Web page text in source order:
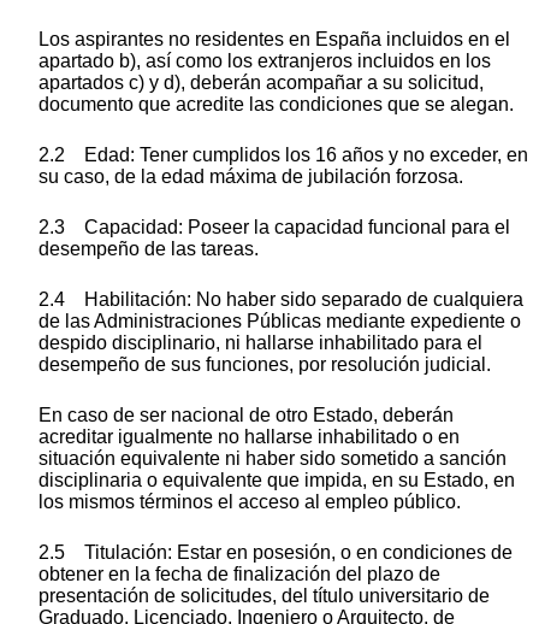
Los aspirantes no residentes en España incluidos en el
apartado b), así como los extranjeros incluidos en los
apartados c) y d), deberán acompañar a su solicitud,
documento que acredite las condiciones que se alegan.
2.2 Edad: Tener cumplidos los 16 años y no exceder, en
su caso, de la edad máxima de jubilación forzosa.
2.3 Capacidad: Poseer la capacidad funcional para el
desempeño de las tareas.
2.4 Habilitación: No haber sido separado de cualquiera
de las Administraciones Públicas mediante expediente o
despido disciplinario, ni hallarse inhabilitado para el
desempeño de sus funciones, por resolución judicial.
En caso de ser nacional de otro Estado, deberán
acreditar igualmente no hallarse inhabilitado o en
situación equivalente ni haber sido sometido a sanción
disciplinaria o equivalente que impida, en su Estado, en
los mismos términos el acceso al empleo público.
2.5 Titulación: Estar en posesión, o en condiciones de
obtener en la fecha de finalización del plazo de
presentación de solicitudes, del título universitario de
Graduado, Licenciado, Ingeniero o Arquitecto, de